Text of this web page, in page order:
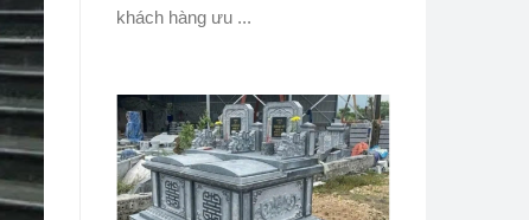
khách hàng ưu ...